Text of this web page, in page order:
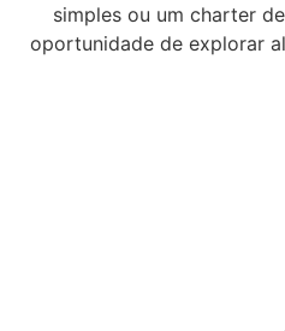
simples ou um charter
oportunidade de explorar